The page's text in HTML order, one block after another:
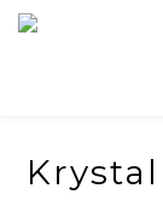
Krystal